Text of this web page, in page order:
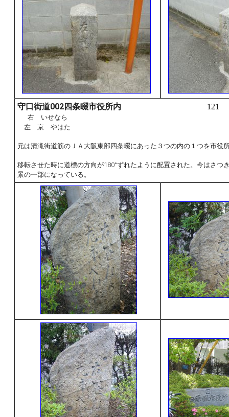
守口街道002四条畷市役所内 121
右 いせなら
左 京 やはた
元は清滝街道筋のＪＡ大阪東部四条畷にあった３つの内の１つを市
移転させた時に道標の方向が180°ずれたように配置された。今はさ
景の一部になっている。